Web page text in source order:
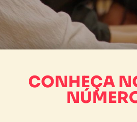
CONHEÇA